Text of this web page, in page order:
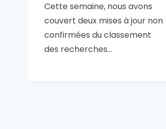
Cette semaine, nous avons
couvert deux mises à jour non
confirmées du classement
des recherches…